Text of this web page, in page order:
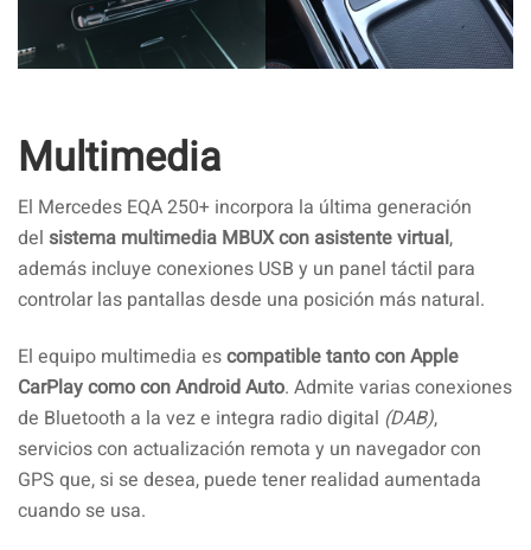
Multimedia
El Mercedes EQA 250+ incorpora la última generación
del sistema multimedia MBUX con asistente virtual,
además incluye conexiones USB y un panel táctil para
controlar las pantallas desde una posición más natural.
El equipo multimedia escompatible tanto con Apple
CarPlay como con Android Auto. Admite varias conexiones
de Bluetooth a la vez e integra radio digital (DAB),
servicios con actualización remota y un navegador con
GPS que, si se desea, puede tener realidad aumentada
cuando se usa.